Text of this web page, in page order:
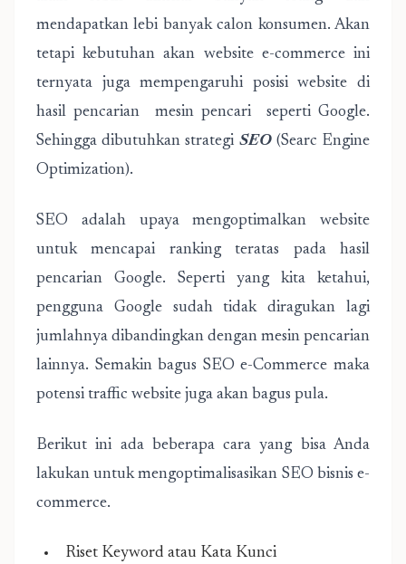
mendapatkan lebi banyak calon konsumen. Akan
tetapi kebutuhan akan website e-commerce ini
ternyata juga mempengaruhi posisi website di
hasil pencarian mesin pencari seperti Google.
Sehingga dibutuhkan strategi SEO(Searc Engine
Optimization).
SEO adalah upaya mengoptimalkan website
untuk mencapai ranking teratas pada hasil
pencarian Google. Seperti yang kita ketahui,
pengguna Google sudah tidak diragukan lagi
jumlahnya dibandingkan dengan mesin pencarian
lainnya. Semakin bagus SEO e-Commerce maka
potensi traffic website juga akan bagus pula.
Berikut ini ada beberapa cara yang bisa Anda
lakukan untuk mengoptimalisasikan SEO bisnis e-
commerce.
Riset Keyword atau Kata Kunci